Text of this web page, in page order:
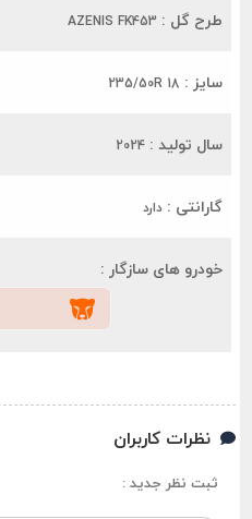
طرح گل : AZENIS FK453
سایز : 235/50R 18
سال تولید : 2024
گارانتی : دارد
خودرو های سازگار :
نظرات کاربران
ثبت نظر جدید :